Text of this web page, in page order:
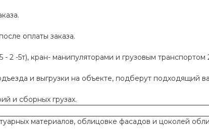
оплаты заказа.
2 -5т), кран- манипуляторами и грузовым транспортом
и выгрузки на объекте, подберут подходящий
и сборных грузах.
материалов, облицовке фасадов и цоколей